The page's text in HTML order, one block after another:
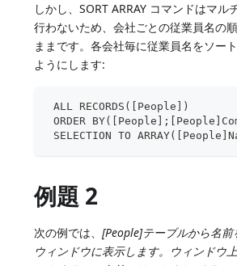
しかし、SORT ARRAY コマンドはマル
行わないため、会社ごとの従業員名の
ままです。各会社毎に従業員名をソー
ようにします:
ALL RECORDS([People])
ORDER
SELECTION TO
例題 2
次の例では、[People]テーブルから名
ウィンドウに表示します。ウィンドウ